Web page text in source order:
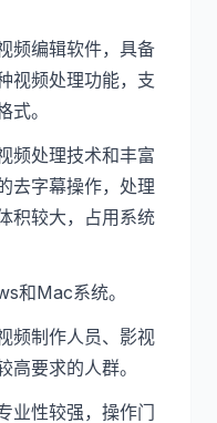
频编辑软件，具备
视频处理功能，支
。
频处理技术和丰富
去字幕操作，处理
积较大，占用系统
和Mac系统。
频制作人员、影视
高要求的人群。
业性较强，操作门